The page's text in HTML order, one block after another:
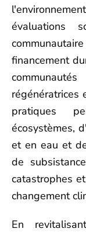
évaluations
financement
régénératrices
pratiques
écosystèmes,
et en eau et
de
catastrophes
changement
En